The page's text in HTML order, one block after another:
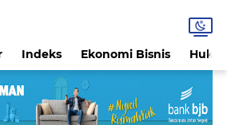
Indeks Ekonomi Bisnis